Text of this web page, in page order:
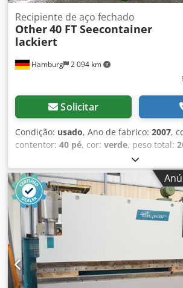
Hamburg 2 094 km
Recipiente de aço fechado
Other40 FT Seecontainer
lackiert
Solicitar
Condição: usado, Ano de fabrico: 2007,
contentor: 40 pé, cor: verde, peso total:
, volume do espaço de
largura do espaço de carga:2 352 mm,
espaço de carga:12 032 mm, altura do
2 390 mm, Prezados senhores e
seu interesse no container da MT
Hamburgo. Os containers marítimos
grande capacidade, à prova de vento e
para o transporte de mercadorias por
terrestre ou aérea. Os containers,
as normas ISO, podem ser carregados,
empilhados de forma especialmente